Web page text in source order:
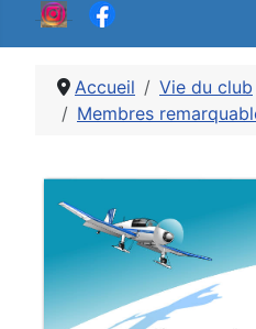
Accueil
Vie du club
Membres
Détails